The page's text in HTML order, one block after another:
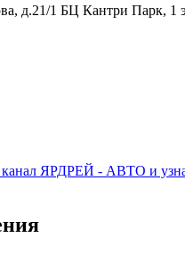
д.21/1 БЦ Кантри Парк, 1
канал ЯРДРЕЙ - АВТО и